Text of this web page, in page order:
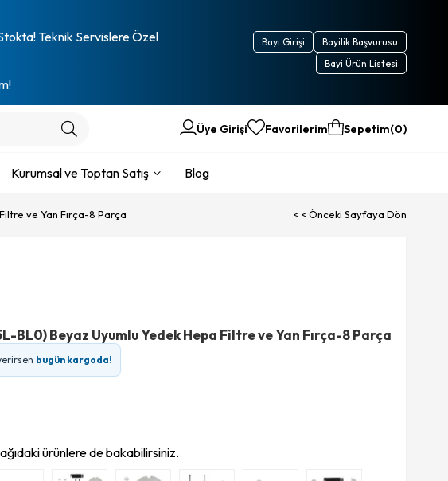
Teknik Servislere Özel
Bayilik Başvurusu
Bayi Girişi
Bayi Ürün Listesi
Üye Girişi Favorilerim Sepetim 0
Kurumsal ve Toptan Satış Blog
ve Yan Fırça-8 Parça < < Önceki Sayfaya Dön
BL0) Beyaz Uyumlu Yedek Hepa Filtre ve Yan Fırça-8 Parça
bugün kargoda!
ürünlere de bakabilirsiniz.